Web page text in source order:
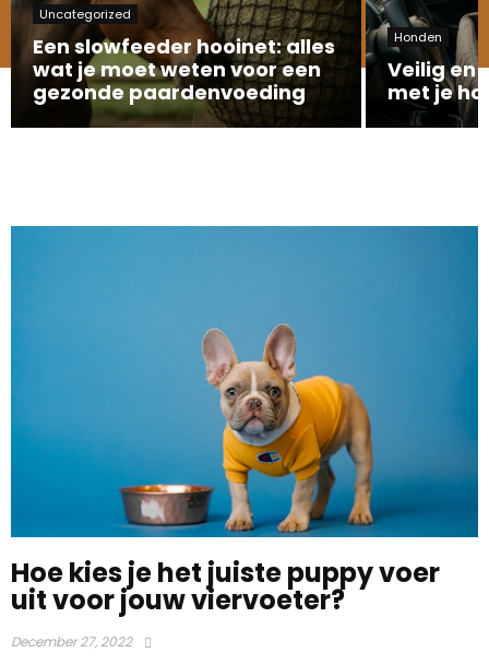
Uncategorized
Een slowfeeder hooinet: alles
wat je moet weten voor een
gezonde paardenvoeding
Honden
Veilig en
met je
Hoe kies je het juiste puppy voer
uit voor jouw viervoeter?
December 27, 2022